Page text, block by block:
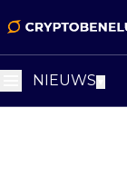
NIEUWS